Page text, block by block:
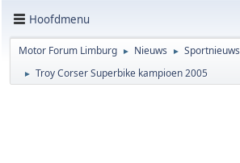
Hoofdmenu
Motor Forum Limburg ► Nieuws ► Sportnieuws
► Troy Corser Superbike kampioen 2005